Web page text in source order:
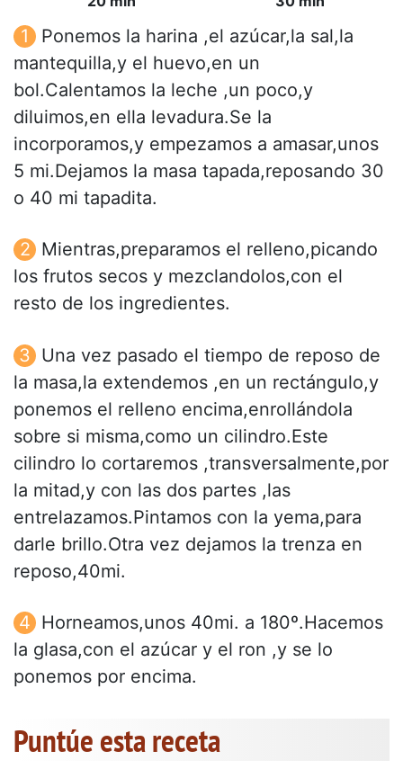
Ponemos la harina ,el azúcar,la sal,la
mantequilla,y el huevo,en un
bol.Calentamos la leche ,un poco,y
diluimos,en ella levadura.Se la
incorporamos,y empezamos a amasar,unos
5 mi.Dejamos la masa tapada,reposando 30
o 40 mi tapadita.
Mientras,preparamos el relleno,picando
los frutos secos y mezclandolos,con el
resto de los ingredientes.
Una vez pasado el tiempo de reposo de
la masa,la extendemos ,en un rectángulo,y
ponemos el relleno encima,enrollándola
sobre si misma,como un cilindro.Este
cilindro lo cortaremos ,transversalmente,por
la mitad,y con las dos partes ,las
entrelazamos.Pintamos con la yema,para
darle brillo.Otra vez dejamos la trenza en
reposo,40mi.
Horneamos,unos 40mi. a 180º.Hacemos
la glasa,con el azúcar y el ron ,y se lo
ponemos por encima.
Puntúe esta receta